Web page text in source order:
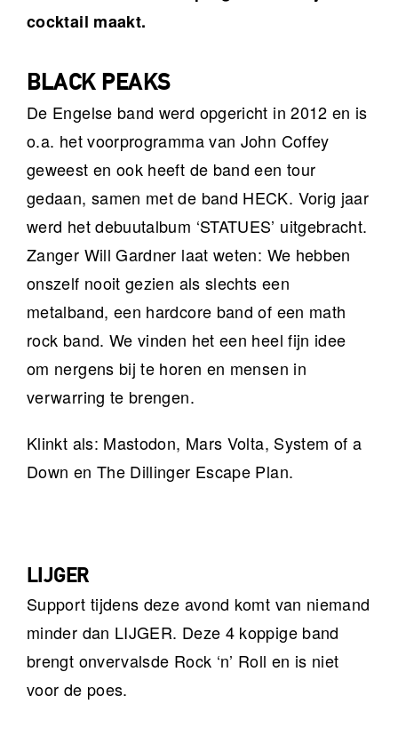
cocktail maakt.
BLACK PEAKS
De Engelse band werd opgericht in 2012 en is
o.a. het voorprogramma van John Coffey
geweest en ook heeft de band een tour
gedaan, samen met de band HECK. Vorig jaar
werd het debuutalbum ‘STATUES’ uitgebracht.
Zanger Will Gardner laat weten: We hebben
onszelf nooit gezien als slechts een
metalband, een hardcore band of een math
rock band. We vinden het een heel fijn idee
om nergens bij te horen en mensen in
verwarring te brengen.
Klinkt als: Mastodon, Mars Volta, System of a
Down en The Dillinger Escape Plan.
LIJGER
Support tijdens deze avond komt van niemand
minder dan LIJGER. Deze 4 koppige band
brengt onvervalsde Rock ‘n’ Roll en is niet
voor de poes.